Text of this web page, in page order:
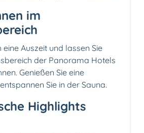
im
eine Auszeit und lassen Sie
der Panorama Hotels
Genießen Sie eine
Sie in der Sauna.
Highlights